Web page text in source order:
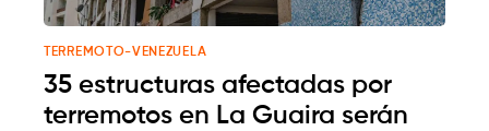
TERREMOTO-VENEZUELA
35 estructuras afectadas por
terremotos en La Guaira serán